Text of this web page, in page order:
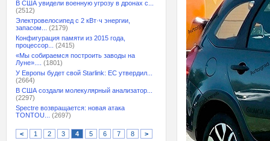
В США увидели военную угрозу в дронах с...
(2512)
Электровелосипед с 2 кВт·ч энергии,
запасом...
(2179)
Конфигурация памяти из 2015 года,
процессор...
(2415)
«Мы собираемся построить заводы на
Луне»....
(1801)
У Европы будет свой Starlink: ЕС утвердил...
(2664)
В США создали молекулярный анализатор...
(2297)
Spectre возвращается: новая атака
TONTOU...
(2697)
< 1 2 3 4 5 6 7 8 >